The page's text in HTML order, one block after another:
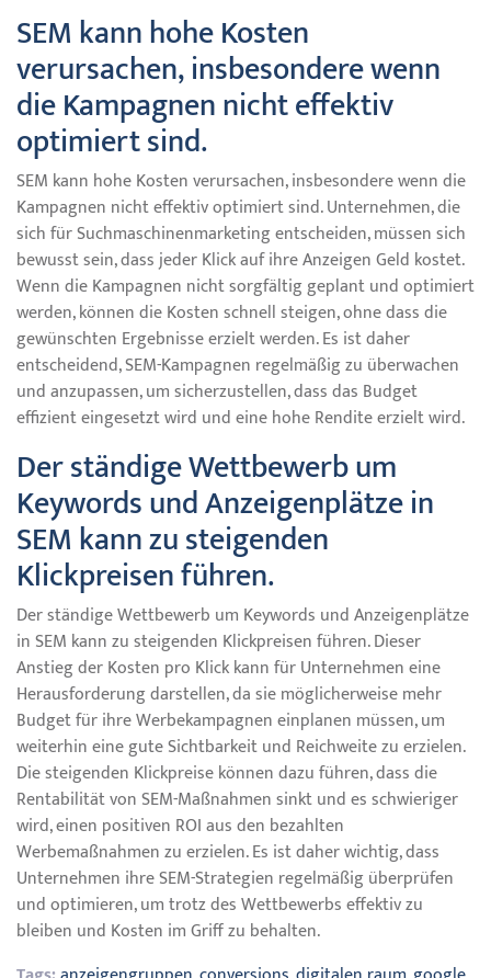
SEM kann hohe Kosten
verursachen, insbesondere wenn
die Kampagnen nicht effektiv
optimiert sind.
SEM kann hohe Kosten verursachen, insbesondere wenn die
Kampagnen nicht effektiv optimiert sind. Unternehmen, die
sich für Suchmaschinenmarketing entscheiden, müssen sich
bewusst sein, dass jeder Klick auf ihre Anzeigen Geld kostet.
Wenn die Kampagnen nicht sorgfältig geplant und optimiert
werden, können die Kosten schnell steigen, ohne dass die
gewünschten Ergebnisse erzielt werden. Es ist daher
entscheidend, SEM-Kampagnen regelmäßig zu überwachen
und anzupassen, um sicherzustellen, dass das Budget
effizient eingesetzt wird und eine hohe Rendite erzielt wird.
Der ständige Wettbewerb um
Keywords und Anzeigenplätze in
SEM kann zu steigenden
Klickpreisen führen.
Der ständige Wettbewerb um Keywords und Anzeigenplätze
in SEM kann zu steigenden Klickpreisen führen. Dieser
Anstieg der Kosten pro Klick kann für Unternehmen eine
Herausforderung darstellen, da sie möglicherweise mehr
Budget für ihre Werbekampagnen einplanen müssen, um
weiterhin eine gute Sichtbarkeit und Reichweite zu erzielen.
Die steigenden Klickpreise können dazu führen, dass die
Rentabilität von SEM-Maßnahmen sinkt und es schwieriger
wird, einen positiven ROI aus den bezahlten
Werbemaßnahmen zu erzielen. Es ist daher wichtig, dass
Unternehmen ihre SEM-Strategien regelmäßig überprüfen
und optimieren, um trotz des Wettbewerbs effektiv zu
bleiben und Kosten im Griff zu behalten.